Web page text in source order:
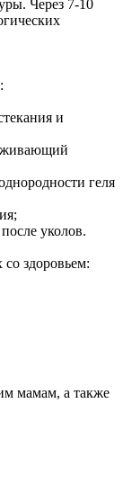
Через 7-10
и
геля
уколов.
здоровьем:
мамам, а также